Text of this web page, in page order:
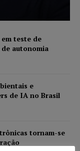
teste de
autonomia
e
de IA no Brasil
tornam-se